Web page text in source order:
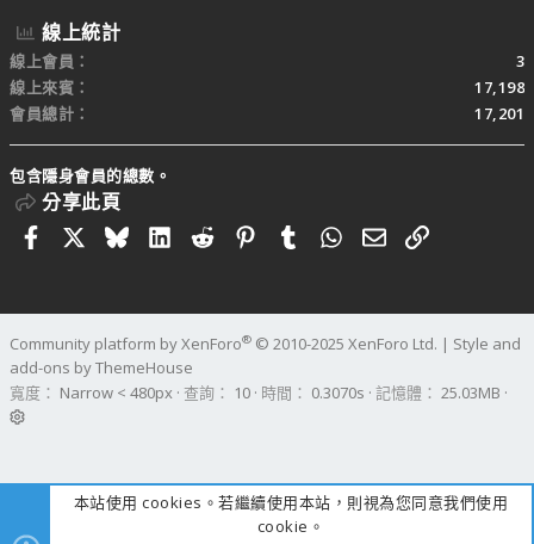
線上統計
線上會員
3
線上來賓
17,198
會員總計
17,201
包含隱身會員的總數。
分享此頁
FacebookBlueskyLinkedIn
RedditPinterestTumblrWhatsApp
電子郵件
連結
Community platform by XenForo® © 2010-2025 XenForo Ltd. | Style and
add-ons by ThemeHouse
寬度
查詢 10 時間 0.3070s 記憶體 25.03MB
本站使用 cookies。若繼續使用本站，則視為您同意我們使用
cookie。